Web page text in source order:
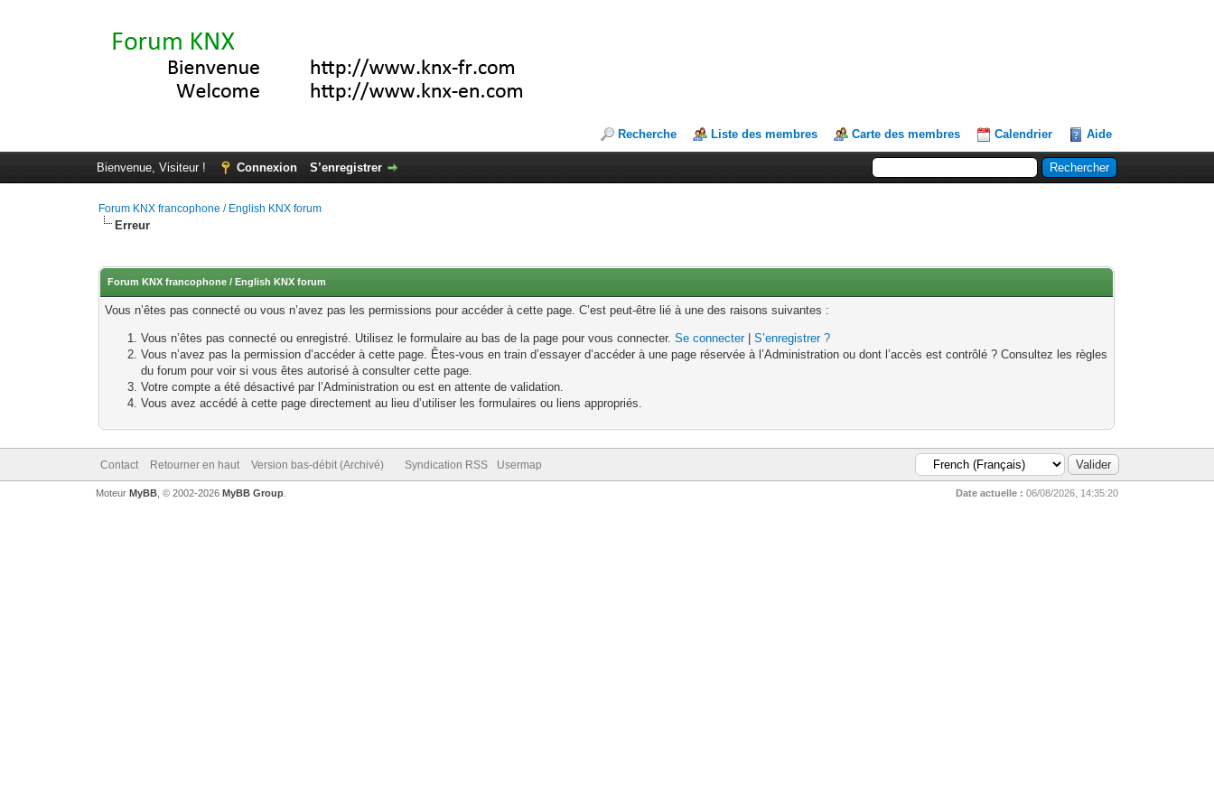
Recherche Liste des membres Carte des membres Calendrier Aide
Bienvenue, Visiteur ! Connexion S’enregistrer
Forum KNX francophone / English KNX forum
Erreur
Forum KNX francophone / English KNX forum
Vous n’êtes pas connecté ou vous n’avez pas les permissions pour accéder à cette page. C’est peut-être lié à une des raisons suivantes :
Vous n’êtes pas connecté ou enregistré. Utilisez le formulaire au bas de la page pour vous connecter.Se connecter|S’enregistrer ?
Vous n’avez pas la permission d’accéder à cette page. Êtes-vous en train d’essayer d’accéder à une page réservée à l’Administration ou dont l’accès est contrôlé ? Consultez les règles
du forum pour voir si vous êtes autorisé à consulter cette page.
Votre compte a été désactivé par l’Administration ou est en attente de validation.
Vous avez accédé à cette page directement au lieu d’utiliser les formulaires ou liens appropriés.
Contact Retourner en haut Version bas-débit (Archivé) Syndication RSS Usermap
Date actuelle : 06/08/2026, 14:35:20
Moteur MyBB, © 2002-2026 MyBB Group.